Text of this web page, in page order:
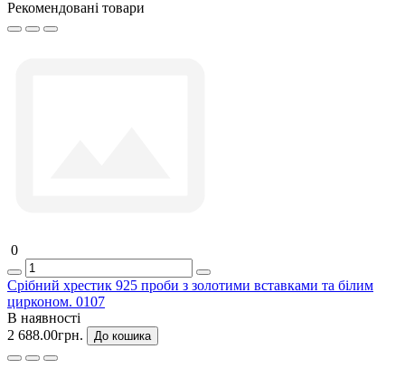
Рекомендовані товари
0
Срібний хрестик 925 проби з золотими вставками та білим
цирконом. 0107
В наявності
2 688.00грн.
До кошика